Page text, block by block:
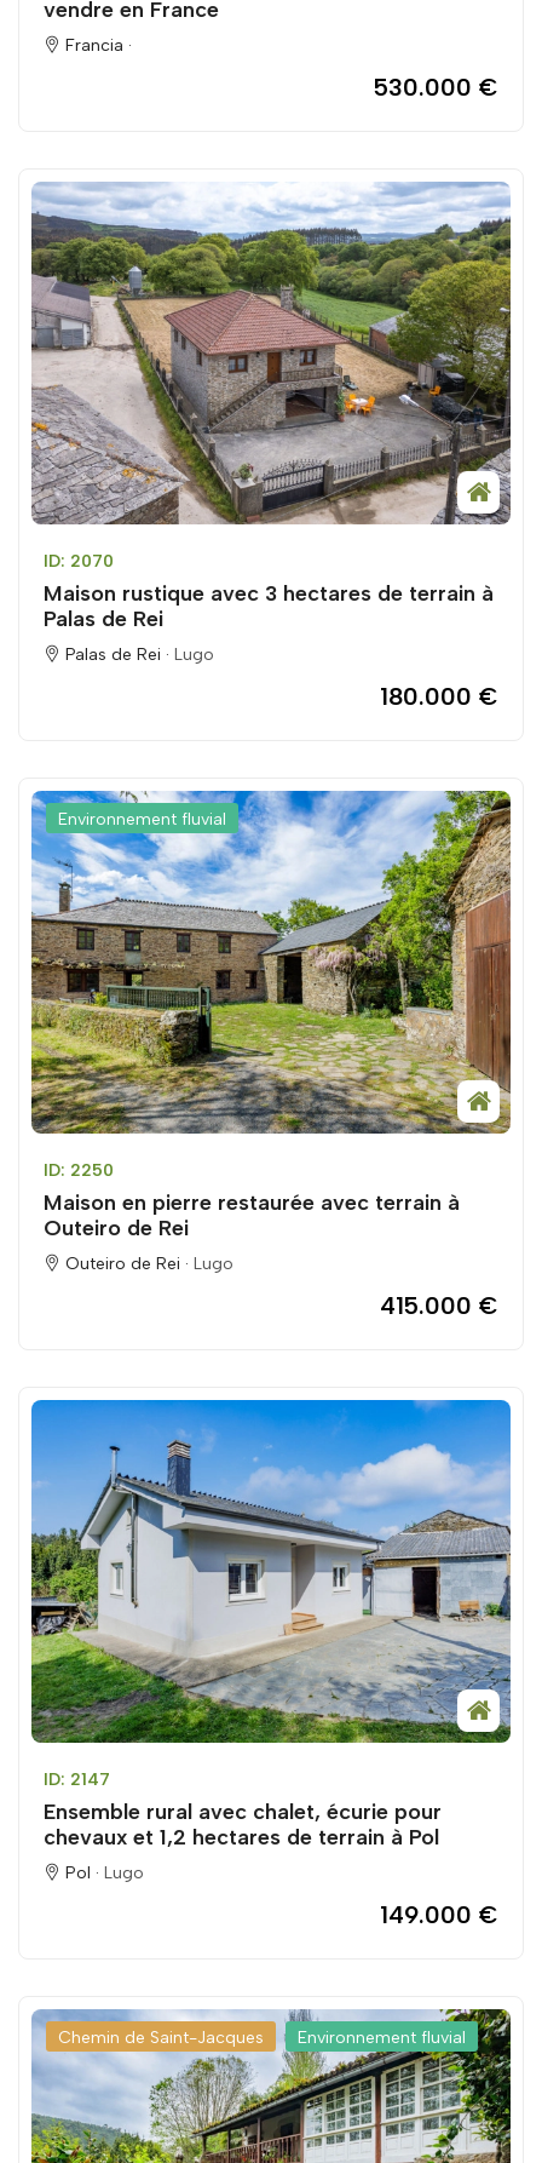
vendre en France
Francia ·
530.000 €
ID: 2070
Maison rustique avec 3 hectares de terrain à
Palas de Rei
Palas de Rei · Lugo
180.000 €
Environnement fluvial
ID: 2250
Maison en pierre restaurée avec terrain à
Outeiro de Rei
Outeiro de Rei · Lugo
415.000 €
ID: 2147
Ensemble rural avec chalet, écurie pour
chevaux et 1,2 hectares de terrain à Pol
Pol · Lugo
149.000 €
Chemin de Saint-Jacques Environnement fluvial